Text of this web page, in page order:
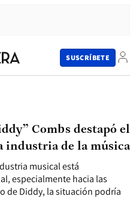
SUSCRÍBETE
musical está
especialmente hacia las
de Diddy, la situación podría
Combs destapó el
industria de la música